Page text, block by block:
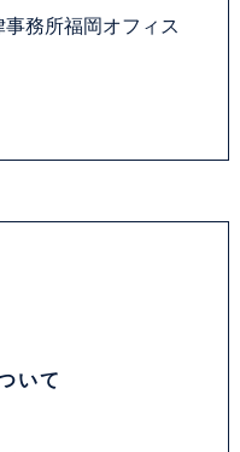
務所福岡オフィス
いて